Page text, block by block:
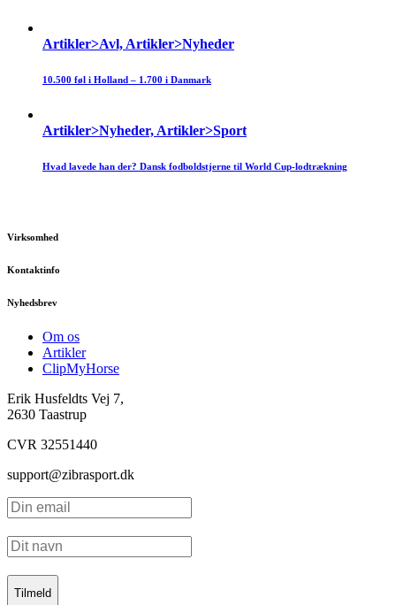
Artikler>Avl, Artikler>Nyheder
10.500 føl i Holland – 1.700 i Danmark
Artikler>Nyheder, Artikler>Sport
Hvad lavede han der? Dansk fodboldstjerne til World Cup-lodtrækning
Virksomhed
Kontaktinfo
Nyhedsbrev
Om os
Artikler
ClipMyHorse
Erik Husfeldts Vej 7,
2630 Taastrup
CVR 32551440
support@zibrasport.dk
Tilmeld